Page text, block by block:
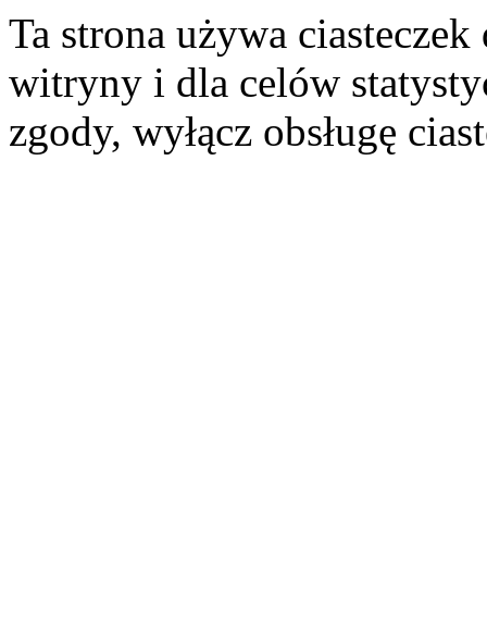
Ta strona używa
witryny i dla celów
zgody, wyłącz obsługę